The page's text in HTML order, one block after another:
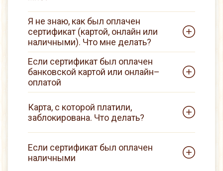
Я не знаю, как был оплачен
сертификат (картой, онлайн или
наличными). Что мне делать?
Если сертификат был оплачен
банковской картой или онлайн–
оплатой
Карта, с которой платили,
заблокирована. Что делать?
Если сертификат был оплачен
наличными